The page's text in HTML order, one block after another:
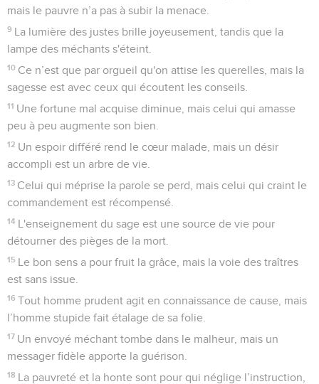
mais le pauvre n’a pas à subir la menace.
9 La lumière des justes brille joyeusement, tandis que la
lampe des méchants s'éteint.
10 Ce n’est que par orgueil qu'on attise les querelles, mais la
sagesse est avec ceux qui écoutent les conseils.
11 Une fortune mal acquise diminue, mais celui qui amasse
peu à peu augmente son bien.
12 Un espoir différé rend le cœur malade, mais un désir
accompli est un arbre de vie.
13 Celui qui méprise la parole se perd, mais celui qui craint le
commandement est récompensé.
14 L'enseignement du sage est une source de vie pour
détourner des pièges de la mort.
15 Le bon sens a pour fruit la grâce, mais la voie des traîtres
est sans issue.
16 Tout homme prudent agit en connaissance de cause, mais
l’homme stupide fait étalage de sa folie.
17 Un envoyé méchant tombe dans le malheur, mais un
messager fidèle apporte la guérison.
18 La pauvreté et la honte sont pour qui néglige l’instruction,